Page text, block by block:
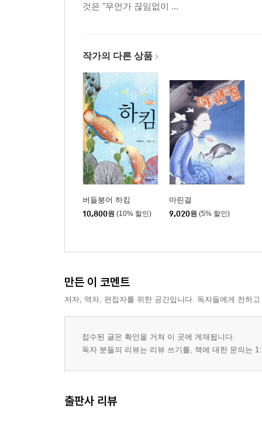
것은 "무언가 끊임없이 ...
작가의 다른 상품
버들붕어 하킴
10,800원 (10% 할인)
마린걸
9,020원 (5% 할인)
만든 이 코멘트
저자, 역자, 편집자를 위한 공간입니다. 독자들에게 전하
접수된 글은 확인을 거쳐 이 곳에 게재됩니다.
독자 분들의 리뷰는 리뷰 쓰기를, 책에 대한 문의는
출판사 리뷰